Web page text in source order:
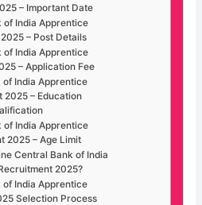
– Important Date
of India Apprentice
– Post Details
of India Apprentice
– Application Fee
of India Apprentice
2025 – Education
of India Apprentice
2025 – Age Limit
Central Bank of India
2025?
of India Apprentice
Selection Process